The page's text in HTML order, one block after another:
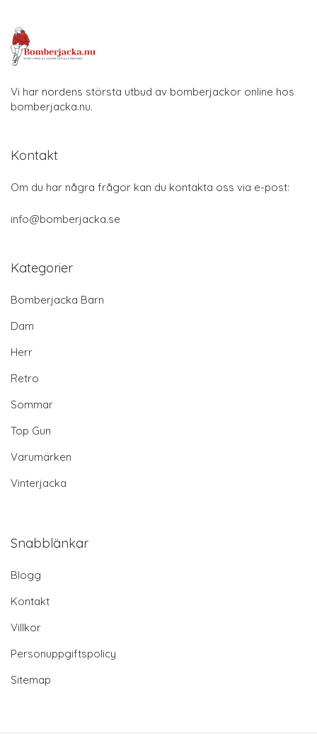
Vi har nordens största utbud av bomberjackor online hos
bomberjacka.nu.
Kontakt
Om du har några frågor kan du kontakta oss via e-post:
info@bomberjacka.se
Kategorier
Bomberjacka Barn
Dam
Herr
Retro
Sommar
Top Gun
Varumärken
Vinterjacka
Snabblänkar
Blogg
Kontakt
Villkor
Personuppgiftspolicy
Sitemap